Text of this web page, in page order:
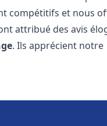
compétitifs et nous
attribué des avis
. Ils apprécient notre